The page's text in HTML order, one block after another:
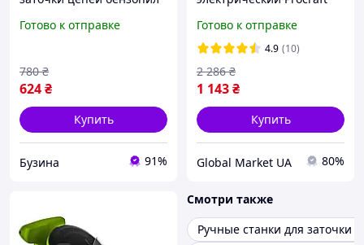
компактный buzyna
Готово к отправке
624₴
780 ₴
Купить
Бузина 91%
станок для заточки цепей
бензопил и электропил
Готово к отправке
4.9 (10)
1 143₴
2 286 ₴
Купить
Global Market UA 80%
Смотри также
Ручные станки для заточки